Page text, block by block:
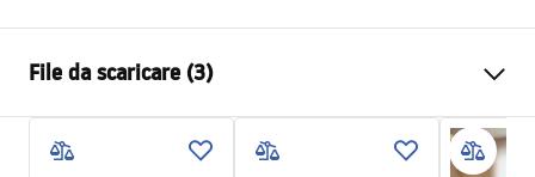
Metodo di installazione
Colore
Oro spazzolato
Tipo di bocca
Fissa
File da scaricare (3)
Condizioni di garanzia